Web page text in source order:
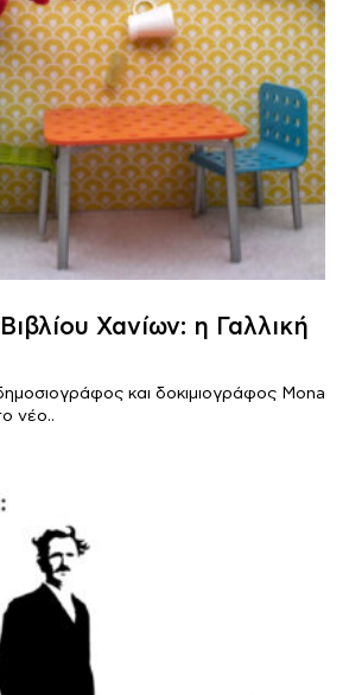
Χανίων: η Γαλλική
και δοκιμιογράφος Mona
νέο..